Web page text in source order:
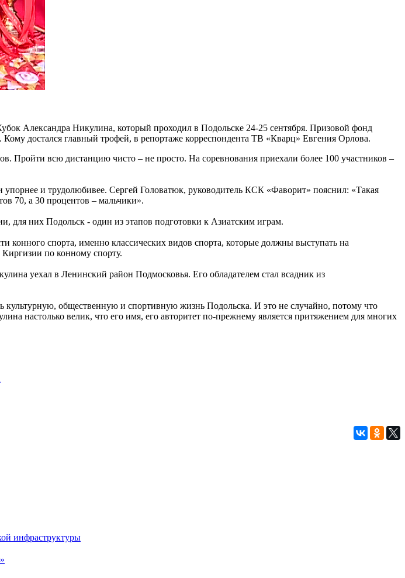
Александра Никулина, который проходил в Подольске 24-25 сентября. Призовой фонд
достался главный трофей, в репортаже корреспондента ТВ «Кварц» Евгения Орлова.
Пройти всю дистанцию чисто – не просто. На соревнования приехали более 100 участников –
и трудолюбивее. Сергей Головатюк, руководитель КСК «Фаворит» пояснил: «Такая
70, а 30 процентов – мальчики».
для них Подольск - один из этапов подготовки к Азиатским играм.
конного спорта, именно классических видов спорта, которые должны выступать на
по конному спорту.
уехал в Ленинский район Подмосковья. Его обладателем стал всадник из
культурную, общественную и спортивную жизнь Подольска. И это не случайно, потому что
настолько велик, что его имя, его авторитет по-прежнему является притяжением для многих
инфраструктуры